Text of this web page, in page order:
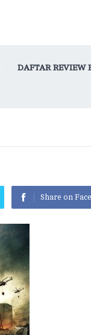
DAFTAR REVIEW
Share on